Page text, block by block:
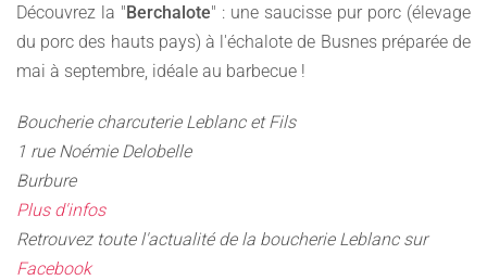
Découvrez la "Berchalote" : une saucisse pur porc (élevage
du porc des hauts pays) à l'échalote de Busnes préparée de
mai à septembre, idéale au barbecue !
Boucherie charcuterie Leblanc et Fils
1 rue Noémie Delobelle
Burbure
Plus d'infos
Retrouvez toute l'actualité de la boucherie Leblanc sur
Facebook